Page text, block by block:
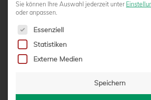
THORBEN DETERS WECHSELT
vonMarcel Weskamp|23.05.2021 -
Sie können Ihre Auswahl jederzeit unter
oder anpassen.
Es folgt eine Liste der Service-Gruppen,
Essenziell
Statistiken
Externe Medien
Speichern